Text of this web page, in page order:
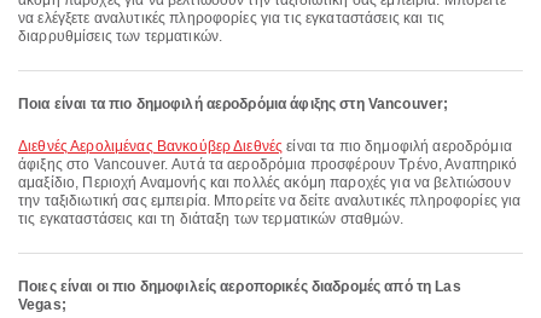
να ελέγξετε αναλυτικές πληροφορίες για τις εγκαταστάσεις και τις
διαρρυθμίσεις των τερματικών.
Ποια είναι τα πιο δημοφιλή αεροδρόμια άφιξης στη Vancouver;
Διεθνές Αερολιμένας Βανκούβερ Διεθνές είναι τα πιο δημοφιλή αεροδρόμια
άφιξης στο Vancouver. Αυτά τα αεροδρόμια προσφέρουν Τρένο, Αναπηρικό
αμαξίδιο, Περιοχή Αναμονής και πολλές ακόμη παροχές για να βελτιώσουν
την ταξιδιωτική σας εμπειρία. Μπορείτε να δείτε αναλυτικές πληροφορίες για
τις εγκαταστάσεις και τη διάταξη των τερματικών σταθμών.
Ποιες είναι οι πιο δημοφιλείς αεροπορικές διαδρομές από τη Las
Vegas;